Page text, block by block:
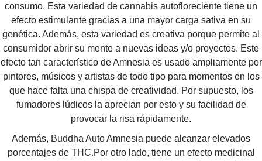
consumo. Esta variedad de cannabis autofloreciente tiene un
efecto estimulante gracias a una mayor carga sativa en su
genética. Además, esta variedad es creativa porque permite al
consumidor abrir su mente a nuevas ideas y/o proyectos. Este
efecto tan característico de Amnesia es usado ampliamente por
pintores, músicos y artistas de todo tipo para momentos en los
que hace falta una chispa de creatividad. Por supuesto, los
fumadores lúdicos la aprecian por esto y su facilidad de
provocar la risa rápidamente.
Además, Buddha Auto Amnesia puede alcanzar elevados
porcentajes de THC.Por otro lado, tiene un efecto medicinal